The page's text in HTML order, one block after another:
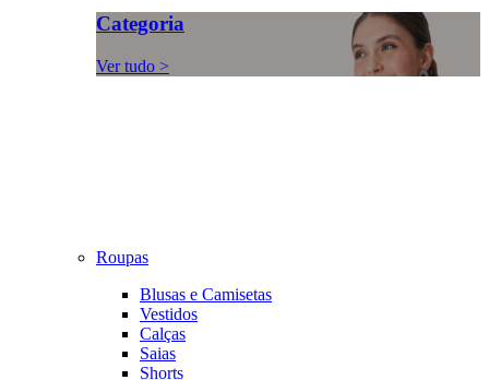
Categoria
Ver tudo >
Roupas
Blusas e Camisetas
Vestidos
Calças
Saias
Shorts